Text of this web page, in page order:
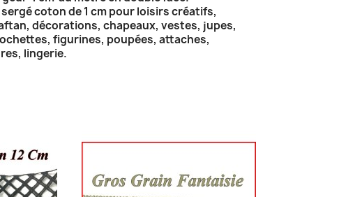
coton de 1 cm pour loisirs créatifs,
décorations, chapeaux, vestes, jupes,
figurines, poupées, attaches,
lingerie.